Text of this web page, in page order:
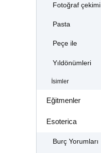
Fotoğraf çekimi
Pasta
Peçe ile
Yıldönümleri
İsimler
Eğitmenler
Esoterica
Burç Yorumları